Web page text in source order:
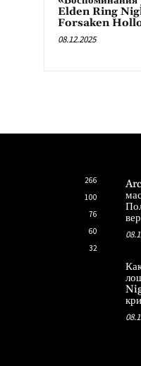
Elden Ring
Forsaken
08.12.2025
266
100
76
60
32